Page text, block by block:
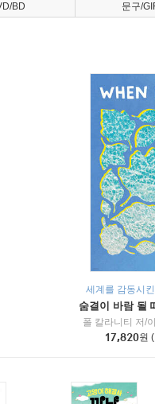
미래엔아이세움
세계를 감동시
숨결이 바람 될
폴 칼라니티 저/
17,820원
BD 문구/